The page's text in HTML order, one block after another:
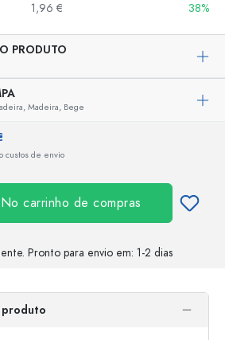
1,96 € 38%
PRODUTO
Madeira, Bege
custos de envio
No carrinho de compras
Pronto para envio em: 1-2 dias
produto